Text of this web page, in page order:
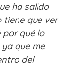
ha salido
tiene que ver
por qué lo
que me
del